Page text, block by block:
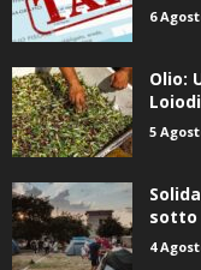
6
Olio:
5
sotto
4